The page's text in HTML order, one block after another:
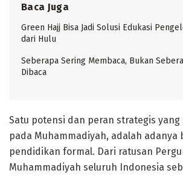
Baca Juga
Green Hajj Bisa Jadi Solusi Edukasi
dari Hulu
Seberapa Sering Membaca, Bukan
Dibaca
Satu potensi dan peran strategis
pada Muhammadiyah, adalah adanya
pendidikan formal. Dari ratusan
Muhammadiyah seluruh Indonesia